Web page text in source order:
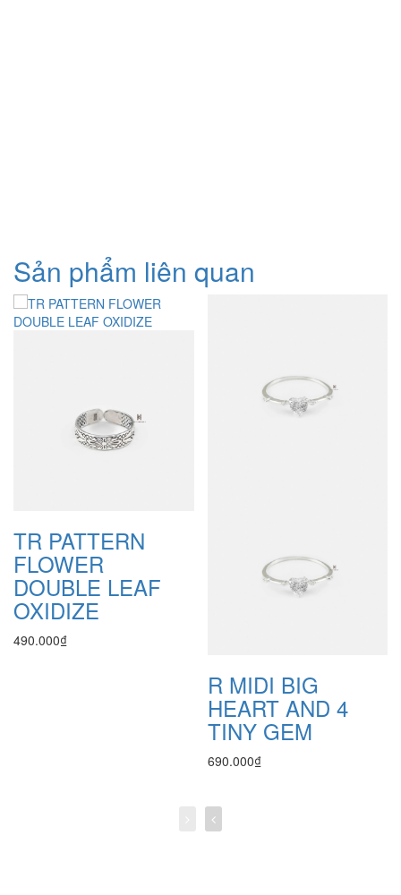
Sản phẩm liên quan
TR PATTERN
FLOWER
DOUBLE LEAF
OXIDIZE
490.000₫
R MIDI BIG
HEART AND 4
TINY GEM
690.000₫